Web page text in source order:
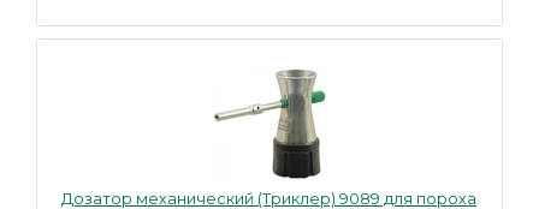
Дозатор механический (Триклер) 9089 для пороха